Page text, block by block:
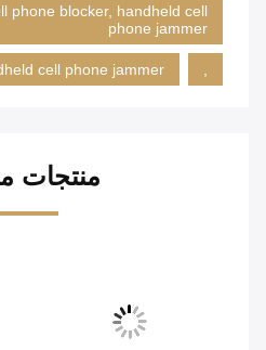
phone blocker, handheld cell
phone jammer
,
cell phone jammer
منتجات